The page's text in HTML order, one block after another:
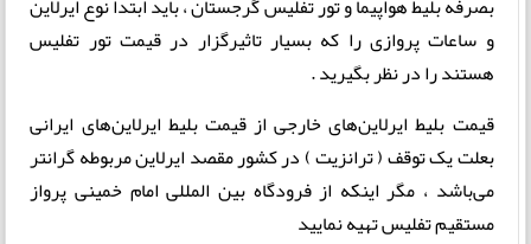
و ساعات پروازی را که بسیار تاثیرگزار در قیمت تور تفلیس
هستند را در نظر بگیرید .
قیمت بلیط ایرلاین‌های خارجی از قیمت بلیط ایرلاین‌های ایرانی
بعلت یک توقف ( ترانزیت ) در کشور مقصد ایرلاین مربوطه گرانتر
می‌باشد ، مگر اینکه از فرودگاه بین المللی امام خمینی پرواز
مستقیم تفلیس تهیه نمایید